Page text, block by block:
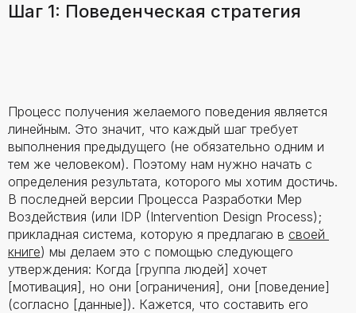
Шаг 1: Поведенческая стратегия
Процесс получения желаемого поведения является
линейным. Это значит, что каждый шаг требует
выполнения предыдущего (не обязательно одним и
тем же человеком). Поэтому нам нужно начать с
определения результата, которого мы хотим достичь.
В последней версии Процесса Разработки Мер
Воздействия (или IDP (Intervention Design Process);
прикладная система, которую я предлагаю в своей
книге) мы делаем это с помощью следующего
утверждения: Когда [группа людей] хочет
[мотивация], но они [ограничения], они [поведение]
(согласно [данные]). Кажется, что составить его